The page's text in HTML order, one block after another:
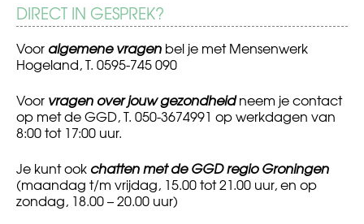
DIRECT IN GESPREK?
Voor algemene vragen bel je met Mensenwerk
Hogeland, T. 0595-745 090
Voor vragen over jouw gezondheidneem je contact
op met de GGD, T. 050-3674991 op werkdagen van
8:00 tot 17:00 uur.
Je kunt ook chatten met de GGD regio Groningen
(maandag t/m vrijdag, 15.00 tot 21.00 uur, en op
zondag, 18.00 – 20.00 uur)